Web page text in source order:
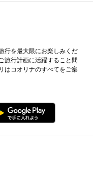
行を最大限にお楽しみくだ
旅行計画に活躍すること間
はコオリナのすべてをご案